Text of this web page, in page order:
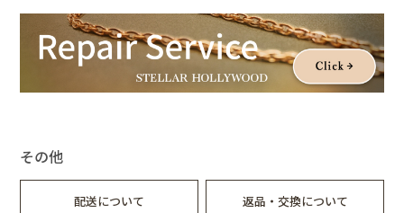
その他
配送について 返品・交換について